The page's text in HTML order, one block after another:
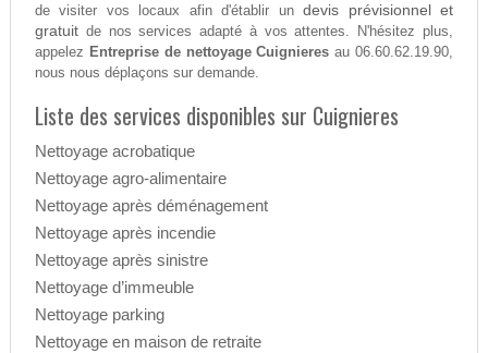
de visiter vos locaux afin d'établir undevis prévisionnel et
gratuitde nos services adapté à vos attentes. N'hésitez plus,
appelez Entreprise de nettoyage Cuignieres au 06.60.62.19.90,
nous nous déplaçons sur demande.
Liste des services disponibles sur Cuignieres
Nettoyage acrobatique
Nettoyage agro-alimentaire
Nettoyage après déménagement
Nettoyage après incendie
Nettoyage après sinistre
Nettoyage d’immeuble
Nettoyage parking
Nettoyage en maison de retraite